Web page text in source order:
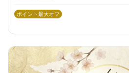
ポイント最大オフ